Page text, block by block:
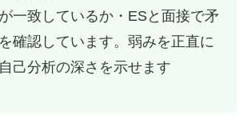
一致しているか・ESと面接で矛
確認しています。弱みを正直に
己分析の深さを示せます